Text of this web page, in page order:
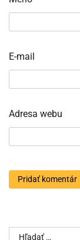
E-mail
Adresa webu
Hľadať: